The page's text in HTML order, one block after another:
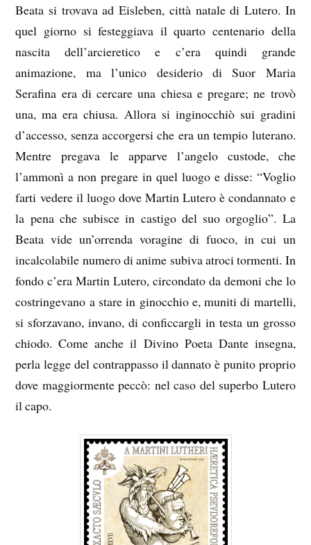
Beata si trovava ad Eisleben, città natale di Lutero. In
quel giorno si festeggiava il quarto centenario della
nascita dell’arcieretico e c’era quindi grande
animazione, ma l’unico desiderio di Suor Maria
Serafina era di cercare una chiesa e pregare; ne trovò
una, ma era chiusa. Allora si inginocchiò sui gradini
d’accesso, senza accorgersi che era un tempio luterano.
Mentre pregava le apparve l’angelo custode, che
l’ammonì a non pregare in quel luogo e disse: “Voglio
farti vedere il luogo dove Martin Lutero è condannato e
la pena che subisce in castigo del suo orgoglio”. La
Beata vide un’orrenda voragine di fuoco, in cui un
incalcolabile numero di anime subiva atroci tormenti. In
fondo c’era Martin Lutero, circondato da demoni che lo
costringevano a stare in ginocchio e, muniti di martelli,
si sforzavano, invano, di conficcargli in testa un grosso
chiodo. Come anche il Divino Poeta Dante insegna,
perla legge del contrappasso il dannato è punito proprio
dove maggiormente peccò: nel caso del superbo Lutero
il capo.